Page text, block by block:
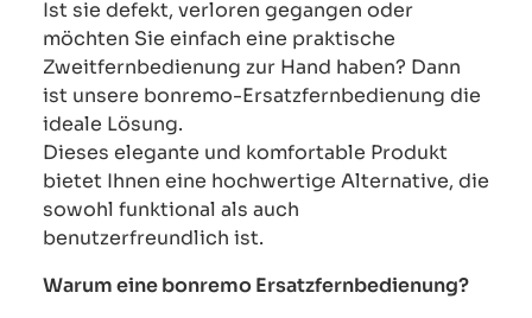
Ist sie defekt, verloren gegangen oder
möchten Sie einfach eine praktische
Zweitfernbedienung zur Hand haben? Dann
ist unsere bonremo-Ersatzfernbedienung die
ideale Lösung.
Dieses elegante und komfortable Produkt
bietet Ihnen eine hochwertige Alternative, die
sowohl funktional als auch
benutzerfreundlich ist.
Warum eine bonremo Ersatzfernbedienung?